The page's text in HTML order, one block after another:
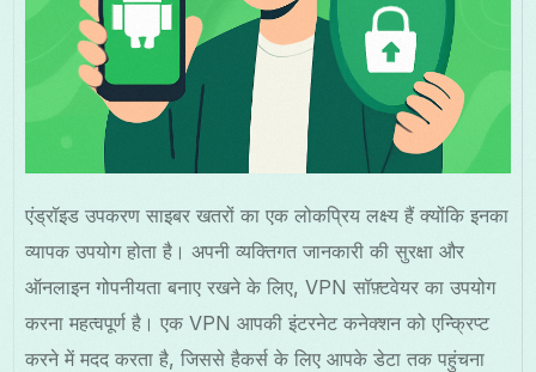
एंड्रॉइड उपकरण साइबर खतरों का एक लोकप्रिय लक्ष्य हैं क्योंकि इनका
व्यापक उपयोग होता है। अपनी व्यक्तिगत जानकारी की सुरक्षा और
ऑनलाइन गोपनीयता बनाए रखने के लिए, VPN सॉफ़्टवेयर का उपयोग
करना महत्वपूर्ण है। एक VPN आपकी इंटरनेट कनेक्शन को एन्क्रिप्ट
करने में मदद करता है, जिससे हैकर्स के लिए आपके डेटा तक पहुंचना